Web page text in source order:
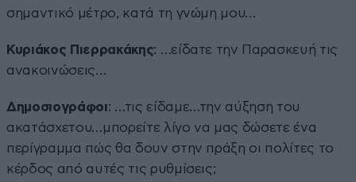
σημαντικό μέτρο, κατά τη γνώμη μου…
Κυριάκος Πιερρακάκης: …είδατε την Παρασκευή τις
ανακοινώσεις…
Δημοσιογράφοι: …τις είδαμε…την αύξηση του
ακατάσχετου…μπορείτε λίγο να μας δώσετε ένα
περίγραμμα πώς θα δουν στην πράξη οι πολίτες το
κέρδος από αυτές τις ρυθμίσεις;